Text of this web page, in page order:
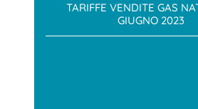
TARIFFE VENDITE GAS
GIUGNO 2023